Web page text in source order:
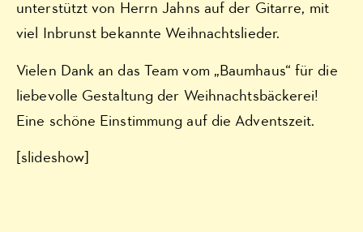
unterstützt von Herrn Jahns auf der Gitarre, mit
viel Inbrunst bekannte Weihnachtslieder.
Vielen Dank an das Team vom „Baumhaus“ für die
liebevolle Gestaltung der Weihnachtsbäckerei!
Eine schöne Einstimmung auf die Adventszeit.
[slideshow]